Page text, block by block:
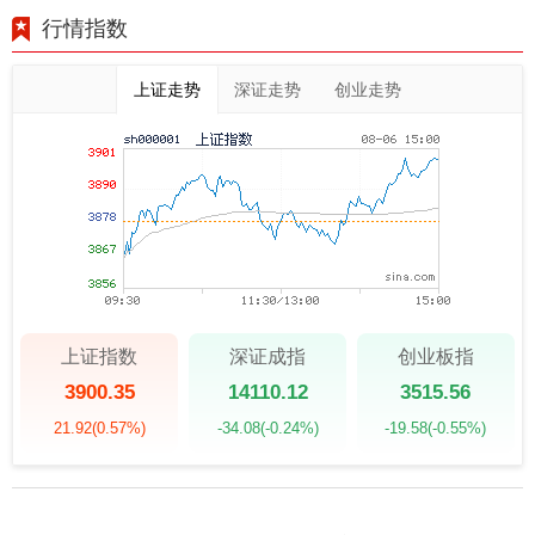
行情指数
上证走势 深证走势 创业走势
上证指数
3900.35
21.92(0.57%)
深证成指
14110.12
-34.08(-0.24%)
创业板指
3515.56
-19.58(-0.55%)